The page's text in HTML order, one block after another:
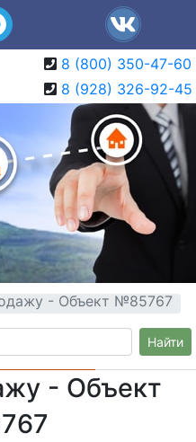
8 (800) 350-47-60
8 (928) 326-92-45
- Объект №85767
Найти
- Объект